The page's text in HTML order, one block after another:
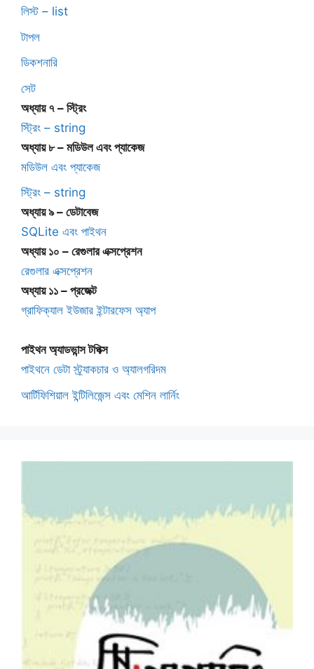
লিস্ট – list
টাপল
ডিকশনারি
সেট
অধ্যায় ৭ – স্ট্রিং
স্ট্রিং – string
অধ্যায় ৮ – মডিউল এবং প্যাকেজ
মডিউল এবং প্যাকেজ
স্ট্রিং – string
অধ্যায় ৯ – ডেটাবেজ
SQLite এবং পাইথন
অধ্যায় ১০ – রেগুলার এক্সপ্রেশন
রেগুলার এক্সপ্রেশন
অধ্যায় ১১ – প্রজেক্ট
গ্রাফিক্যাল ইউজার ইন্টারফেস অ্যাপ
পাইথন অ্যাডভান্স টপিক্স
পাইথনে ডেটা স্ট্র্যাকচার ও অ্যালগরিদম
আর্টিফিশিয়াল ইন্টিলিজেন্স এবং মেশিন লার্নিং